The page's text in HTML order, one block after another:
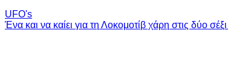
UFO's
Ένα και να καίει για τη Λοκομοτίβ χάρη στις δύο